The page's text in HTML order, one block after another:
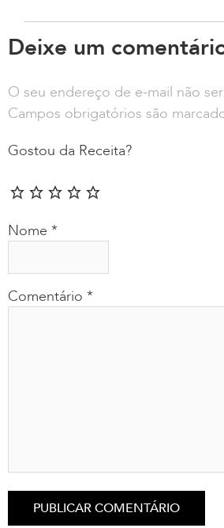
Deixe um
O seu endereço de e-mail não
Campos obrigatórios são
Gostou da Receita?
Comentário *
Nome *